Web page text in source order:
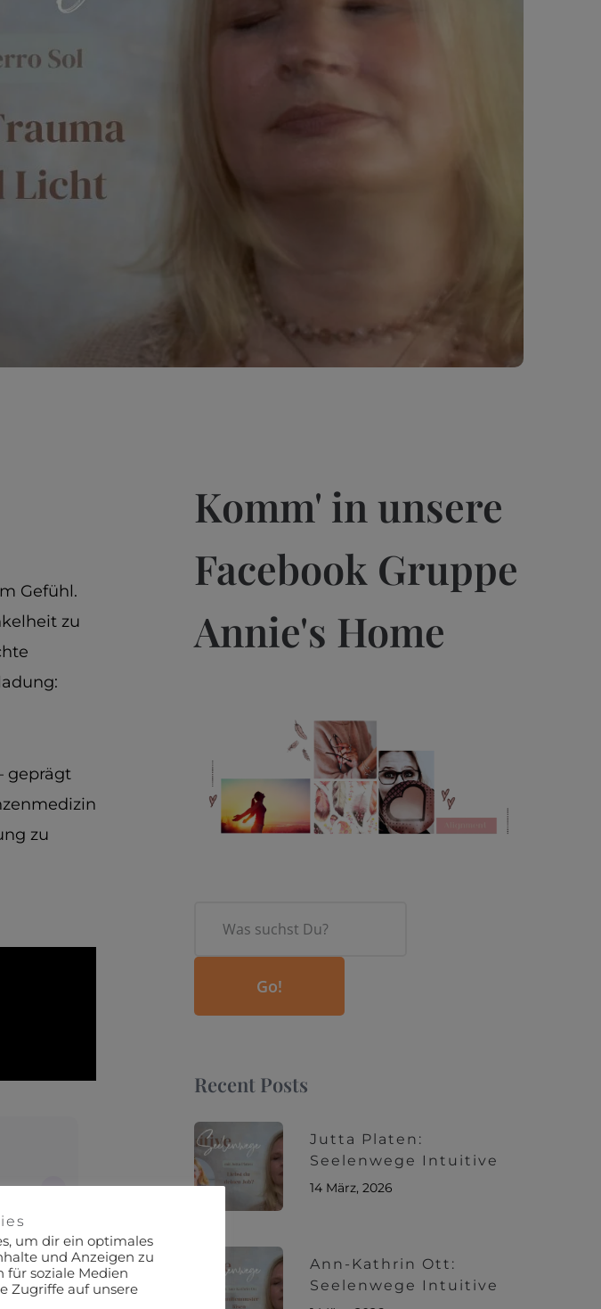
Gefühl.
zu
geprägt
zu
Komm' in unsere
Facebook Gruppe
Annie's Home
Go!
Recent Posts
Jutta Platen:
Seelenwege Intuitive
14 März, 2026
Ann-Kathrin Ott:
Seelenwege Intuitive
um dir ein optimales
und Anzeigen zu
für soziale Medien
Zugriffe auf unsere